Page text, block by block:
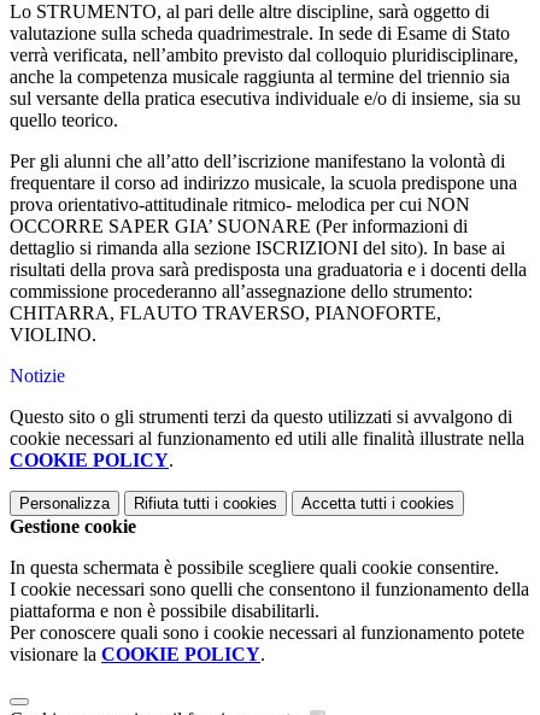
Lo STRUMENTO, al pari delle altre discipline, sarà oggetto di
valutazione sulla scheda quadrimestrale. In sede di Esame di Stato
verrà verificata, nell’ambito previsto dal colloquio pluridisciplinare,
anche la competenza musicale raggiunta al termine del triennio sia
sul versante della pratica esecutiva individuale e/o di insieme, sia su
quello teorico.
Per gli alunni che all’atto dell’iscrizione manifestano la volontà di
frequentare il corso ad indirizzo musicale, la scuola predispone una
prova orientativo-attitudinale ritmico- melodica per cui NON
OCCORRE SAPER GIA’ SUONARE (Per informazioni di
dettaglio si rimanda alla sezione ISCRIZIONI del sito). In base ai
risultati della prova sarà predisposta una graduatoria e i docenti della
commissione procederanno all’assegnazione dello strumento:
CHITARRA, FLAUTO TRAVERSO, PIANOFORTE,
VIOLINO.
Notizie
Questo sito o gli strumenti terzi da questo utilizzati si avvalgono di
cookie necessari al funzionamento ed utili alle finalità illustrate nella
COOKIE POLICY.
Personalizza Rifiuta tutti i cookies Accetta tutti i cookies
Gestione cookie
In questa schermata è possibile scegliere quali cookie consentire.
I cookie necessari sono quelli che consentono il funzionamento della
piattaforma e non è possibile disabilitarli.
Per conoscere quali sono i cookie necessari al funzionamento potete
visionare la COOKIE POLICY.